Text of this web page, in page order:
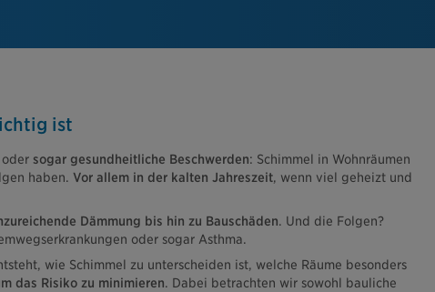
ist
sogar gesundheitliche Beschwerden: Schimmel in Wohnräumen
haben. Vor allem in der kalten Jahreszeit, wenn viel geheizt und
Dämmung bis hin zu Bauschäden. Und die Folgen?
oder sogar Asthma.
wie Schimmel zu unterscheiden ist, welche Räume besonders
das Risiko zu minimieren. Dabei betrachten wir sowohl bauliche